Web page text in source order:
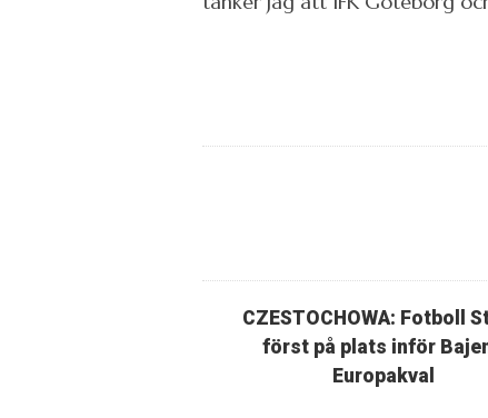
CZESTOCHOWA: Fotboll
först på plats inför
Europakval